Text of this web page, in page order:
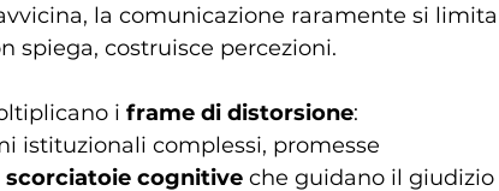
la comunicazione raramente si limita
spiega, costruisce percezioni.
i frame di distorsione:
istituzionali complessi, promesse
scorciatoie cognitive che guidano il giudizio